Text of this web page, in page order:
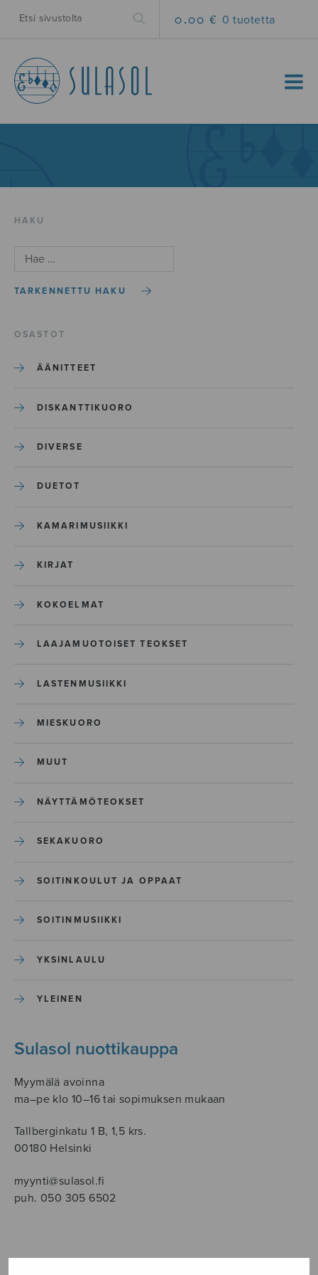
0.00 € 0 tuotetta
MENU
HAKU
TARKENNETTU HAKU
OSASTOT
ÄÄNITTEET
DISKANTTIKUORO
DIVERSE
DUETOT
KAMARIMUSIIKKI
KIRJAT
KOKOELMAT
LAAJAMUOTOISET TEOKSET
LASTENMUSIIKKI
MIESKUORO
MUUT
NÄYTTÄMÖTEOKSET
SEKAKUORO
SOITINKOULUT JA OPPAAT
SOITINMUSIIKKI
YKSINLAULU
YLEINEN
Sulasol nuottikauppa
Myymälä avoinna
ma–pe klo 10–16 tai sopimuksen mukaan
Tallberginkatu 1 B, 1,5 krs.
00180 Helsinki
myynti@sulasol.fi
puh. 050 305 6502